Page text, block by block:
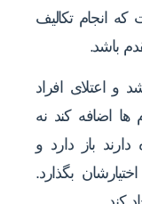
انجام تکالیف
باشد.
و اعتلای افراد
ها اضافه کند نه
باز دارد و
بگذارد.